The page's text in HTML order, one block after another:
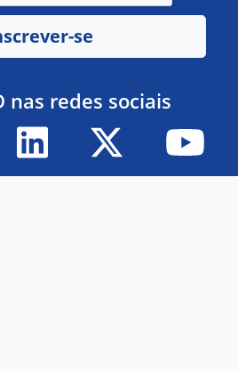
se
nas redes sociais